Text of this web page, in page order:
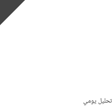
تحليل يومي